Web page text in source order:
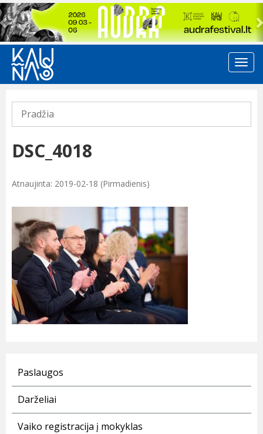
Previous
Pradžia
DSC_4018
Atnaujinta: 2019-02-18 (Pirmadienis)
Paslaugos
Darželiai
Vaiko registracija į mokyklas